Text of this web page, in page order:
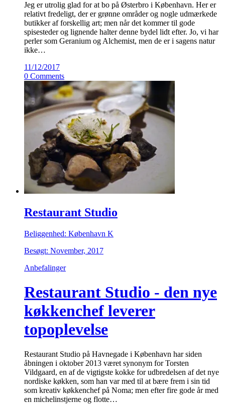
Jeg er utrolig glad for at bo på Østerbro i København. Her er
relativt fredeligt, der er grønne områder og nogle udmærkede
butikker af forskellig art; men når det kommer til gode
spisesteder og lignende halter denne bydel lidt efter. Jo, vi har
perler som Geranium og Alchemist, men de er i sagens natur
ikke…
11/12/2017
0 Comments
Restaurant Studio
Beliggenhed: København K
Besøgt: November, 2017
Anbefalinger
Restaurant Studio - den nye
køkkenchef leverer
topoplevelse
Restaurant Studio på Havnegade i København har siden
åbningen i oktober 2013 været synonym for Torsten
Vildgaard, en af de vigtigste kokke for udbredelsen af det nye
nordiske køkken, som han var med til at bære frem i sin tid
som kreativ køkkenchef på Noma; men efter fire gode år med
en michelinstjerne og flotte…